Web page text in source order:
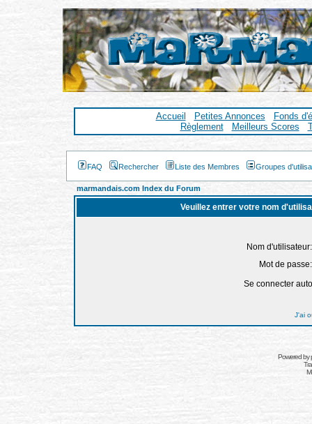
Accueil Petites Annonces
Fonds
Règlement
Meilleurs Scores
FAQ Rechercher Liste des Membres Groupes
marmandais.com Index du Forum
Veuillez entrer votre nom
Nom d'utilisateur:
Mot de passe:
Se connecter
J'ai
Powered by